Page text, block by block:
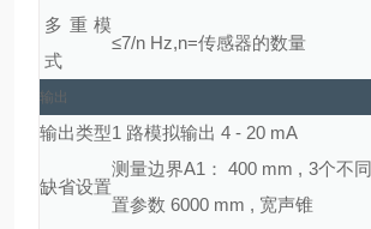
多重模
式
≤7/n Hz,n=传感器的数量
输出
输出类型1 路模拟输出 4 - 20 mA
缺省设置
测量边界A1： 400 mm , 3个不
置参数 6000 mm , 宽声锥